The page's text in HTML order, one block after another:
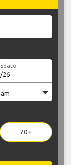
70+